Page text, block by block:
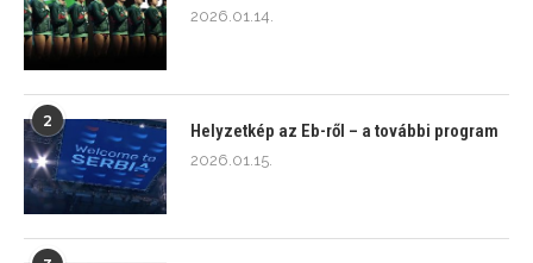
2026.01.14.
2
Helyzetkép az Eb-ről – a további program
2026.01.15.